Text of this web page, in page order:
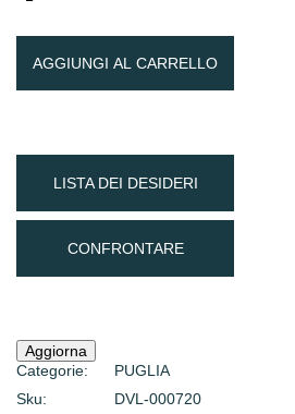
AGGIUNGI AL CARRELLO
LISTA DEI DESIDERI
CONFRONTARE
Categorie:
PUGLIA
Sku:
DVL-000720